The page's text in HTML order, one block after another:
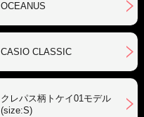
OCEANUS
CASIO CLASSIC
クレパス柄トケイ01モデル
(size:S)